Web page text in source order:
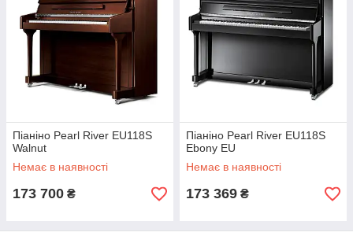
Піаніно Pearl River EU118S
Walnut
Немає в наявності
173 700 ₴
Піаніно Pearl River EU118S
Ebony EU
Немає в наявності
173 369 ₴